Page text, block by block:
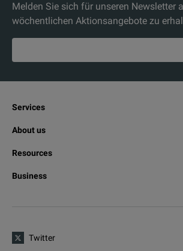
Melden Sie sich für unseren Newsletter
wöchentlichen Aktionsangebote zu
Services
About us
Resources
Business
Twitter